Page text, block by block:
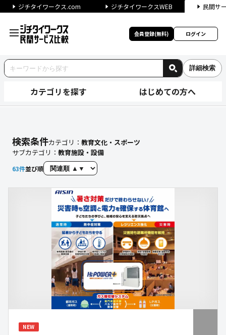
ジチタイワークス.com ジチタイワークスWEB 民間サ
会員登録(無料) ログイン
詳細検索
カテゴリを探す はじめての方へ
検索条件カテゴリ： 教育文化・スポーツ
サブカテゴリ： 教育施設・設備
63件並び順
NEW